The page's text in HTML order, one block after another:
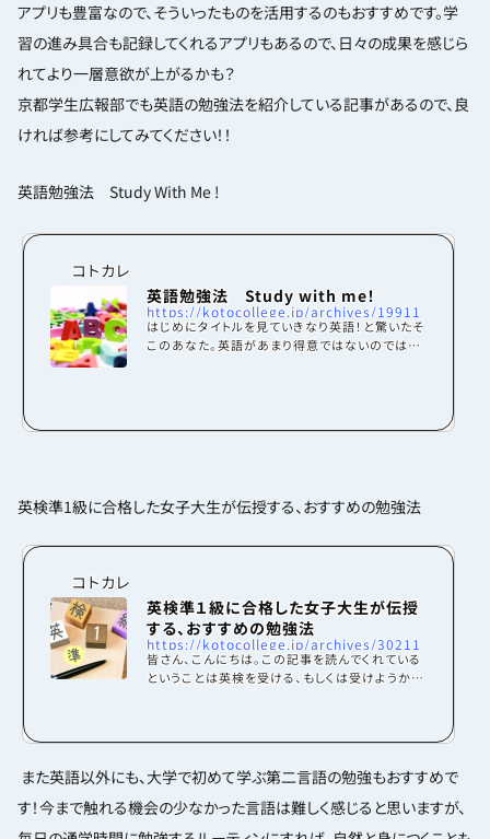
アプリも豊富なので、そういったものを活用するのもおすすめです。学
習の進み具合も記録してくれるアプリもあるので、日々の成果を感じら
れてより一層意欲が上がるかも？
京都学生広報部でも英語の勉強法を紹介している記事があるので、良
ければ参考にしてみてください！！
英語勉強法 StudyWith Me !
コトカレ
英語勉強法 Study with me！
https://kotocollege.jp/archives/19911
はじめにタイトルを見ていきなり英語！と驚いたそ
このあなた。英語があまり得意ではないのでは？
をつける英語の勉強法を紹介するのになぜ日本
かわからない時ってありませんか？？そんな時に
英検準1級に合格した女子大生が伝授する、おすすめの勉強法
コトカレ
英検準１級に合格した女子大生が伝授
する、おすすめの勉強法
https://kotocollege.jp/archives/30211
皆さん、こんにちは。この記事を読んでくれている
ということは英検を受ける、もしくは受けようか
されたり、満点換算してくれたりする大学も多いよ
うです。また、国際系などの英語に特化している学
部では、出願条件が英検準１級以上になっている
また英語以外にも、大学で初めて学ぶ第二言語の勉強もおすすめで
す！今まで触れる機会の少なかった言語は難しく感じると思いますが、